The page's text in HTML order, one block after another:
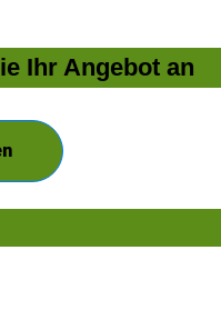
Ihr Angebot an